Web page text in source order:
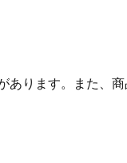
ります。また、